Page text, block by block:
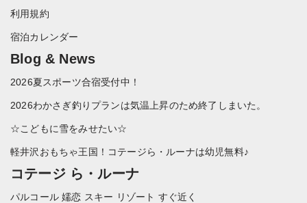
利用規約
宿泊カレンダー
Blog & News
2026夏スポーツ合宿受付中！
2026わかさぎ釣りプランは気温上昇のため終了しまいた。
☆こどもに雪をみせたい☆
軽井沢おもちゃ王国！コテージら・ルーナは幼児無料♪
コテージ ら・ルーナ
パルコール 嬬恋 スキー リゾート すぐ近く